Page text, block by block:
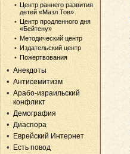
Центр раннего развития
детей «Мазл Тов»
Центр продленного дня
«Бейтену»
Методический центр
Издательский центр
Пожертвования
Анекдоты
Антисемитизм
Арабо-израильский
конфликт
Демография
Диаспора
Еврейский Интернет
Есть повод